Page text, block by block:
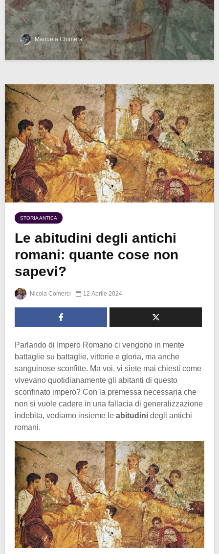
Manuela Chimera
STORIA ANTICA
Le abitudini degli antichi
romani: quante cose non
sapevi?
Nicola Comerci 12 Aprile 2024
Parlando di Impero Romano ci vengono in mente
battaglie su battaglie, vittorie e gloria, ma anche
sanguinose sconfitte. Ma voi, vi siete mai chiesti come
vivevano quotidianamente gli abitanti di questo
sconfinato impero? Con la premessa necessaria che
non si vuole cadere in una fallacia di generalizzazione
indebita, vediamo insieme le abitudini degli antichi
romani.